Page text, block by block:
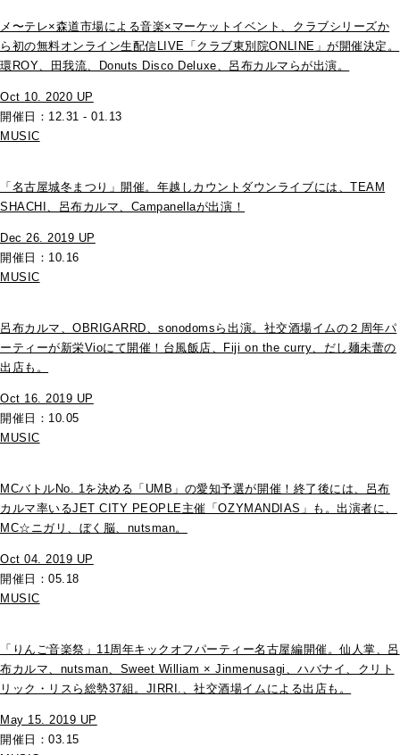
メ〜テレ×森道市場による音楽×マーケットイベント、クラブシリーズか
ら初の無料オンライン生配信LIVE「クラブ東別院ONLINE」が開催決定。
環ROY、田我流、Donuts Disco Deluxe、呂布カルマらが出演。
Oct 10. 2020 UP
開催日：12.31 - 01.13
MUSIC
「名古屋城冬まつり」開催。年越しカウントダウンライブには、TEAM
SHACHI、呂布カルマ、Campanellaが出演！
Dec 26. 2019 UP
開催日：10.16
MUSIC
呂布カルマ、OBRIGARRD、sonodomsら出演。社交酒場イムの２周年パ
ーティーが新栄Vioにて開催！台風飯店、Fiji on the curry、だし麺未蕾の
出店も。
Oct 16. 2019 UP
開催日：10.05
MUSIC
MCバトルNo. 1を決める「UMB」の愛知予選が開催！終了後には、呂布
カルマ率いるJET CITY PEOPLE主催「OZYMANDIAS」も。出演者に、
MC☆ニガリ、ぼく脳、nutsman。
Oct 04. 2019 UP
開催日：05.18
MUSIC
「りんご音楽祭」11周年キックオフパーティー名古屋編開催。仙人掌、呂
布カルマ、nutsman、Sweet William × Jinmenusagi、ハバナイ、クリト
リック・リスら総勢37組。JIRRI.、社交酒場イムによる出店も。
May 15. 2019 UP
開催日：03.15